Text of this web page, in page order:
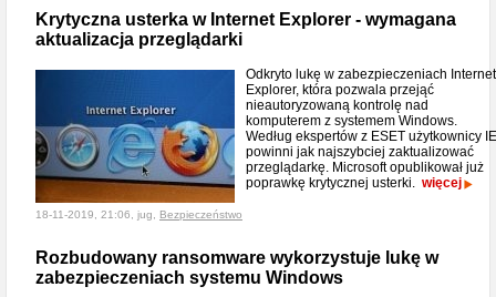
Krytyczna usterka w Internet Explorer - wymagana
aktualizacja przeglądarki
Odkryto lukę w zabezpieczeniach Internet
Explorer, która pozwala przejąć
nieautoryzowaną kontrolę nad
komputerem z systemem Windows.
Według ekspertów z ESET użytkownicy IE
powinni jak najszybciej zaktualizować
przeglądarkę. Microsoft opublikował już
poprawkę krytycznej usterki. więcej
18-11-2019, 21:06, jug, Bezpieczeństwo
Rozbudowany ransomware wykorzystuje lukę w
zabezpieczeniach systemu Windows